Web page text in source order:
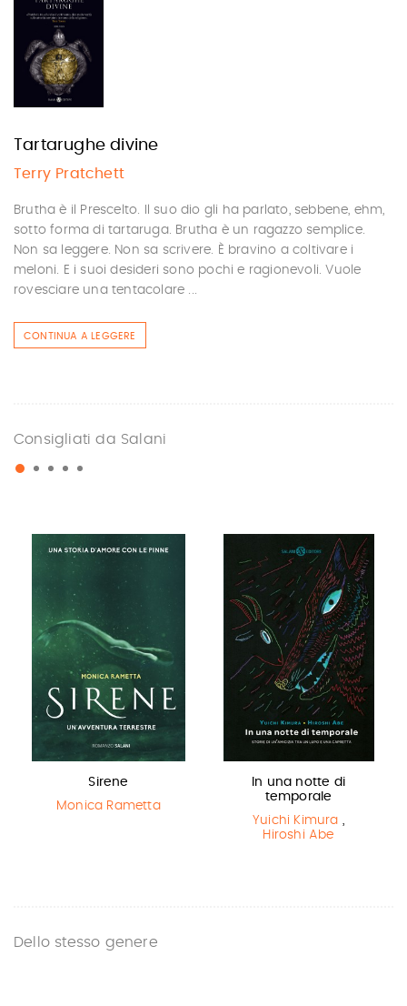
Tartarughe divine
Terry Pratchett
Brutha è il Prescelto. Il suo dio gli ha parlato, sebbene, ehm,
sotto forma di tartaruga. Brutha è un ragazzo semplice.
Non sa leggere. Non sa scrivere. È bravino a coltivare i
meloni. E i suoi desideri sono pochi e ragionevoli. Vuole
rovesciare una tentacolare ...
CONTINUA A LEGGERE
Consigliati da Salani
Sirene
Monica Rametta
In una notte di
temporale
Yuichi Kimura ,
Hiroshi Abe
Dello stesso genere